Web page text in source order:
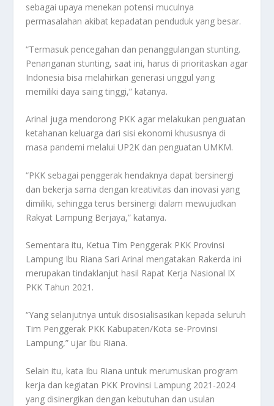
sebagai upaya menekan potensi muculnya
permasalahan akibat kepadatan penduduk yang besar.
“Termasuk pencegahan dan penanggulangan stunting.
Penanganan stunting, saat ini, harus di prioritaskan agar
Indonesia bisa melahirkan generasi unggul yang
memiliki daya saing tinggi,” katanya.
Arinal juga mendorong PKK agar melakukan penguatan
ketahanan keluarga dari sisi ekonomi khususnya di
masa pandemi melalui UP2K dan penguatan UMKM.
“PKK sebagai penggerak hendaknya dapat bersinergi
dan bekerja sama dengan kreativitas dan inovasi yang
dimiliki, sehingga terus bersinergi dalam mewujudkan
Rakyat Lampung Berjaya,” katanya.
Sementara itu, Ketua Tim Penggerak PKK Provinsi
Lampung Ibu Riana Sari Arinal mengatakan Rakerda ini
merupakan tindaklanjut hasil Rapat Kerja Nasional IX
PKK Tahun 2021.
“Yang selanjutnya untuk disosialisasikan kepada seluruh
Tim Penggerak PKK Kabupaten/Kota se-Provinsi
Lampung,” ujar Ibu Riana.
Selain itu, kata Ibu Riana untuk merumuskan program
kerja dan kegiatan PKK Provinsi Lampung 2021-2024
yang disinergikan dengan kebutuhan dan usulan